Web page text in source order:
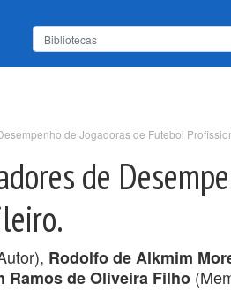
de Jogadoras de Futebol
de
Rodolfo de Alkmim
Ramos de Oliveira Filho